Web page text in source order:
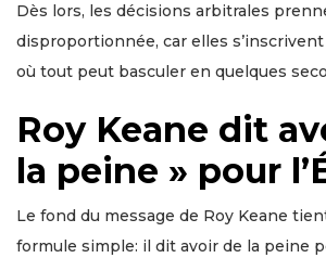
Dès lors, les décisions arbitrales
disproportionnée, car elles
où tout peut basculer en quelques
Roy Keane dit
la peine » pour
Le fond du message de Roy Keane
formule simple: il dit avoir de la peine